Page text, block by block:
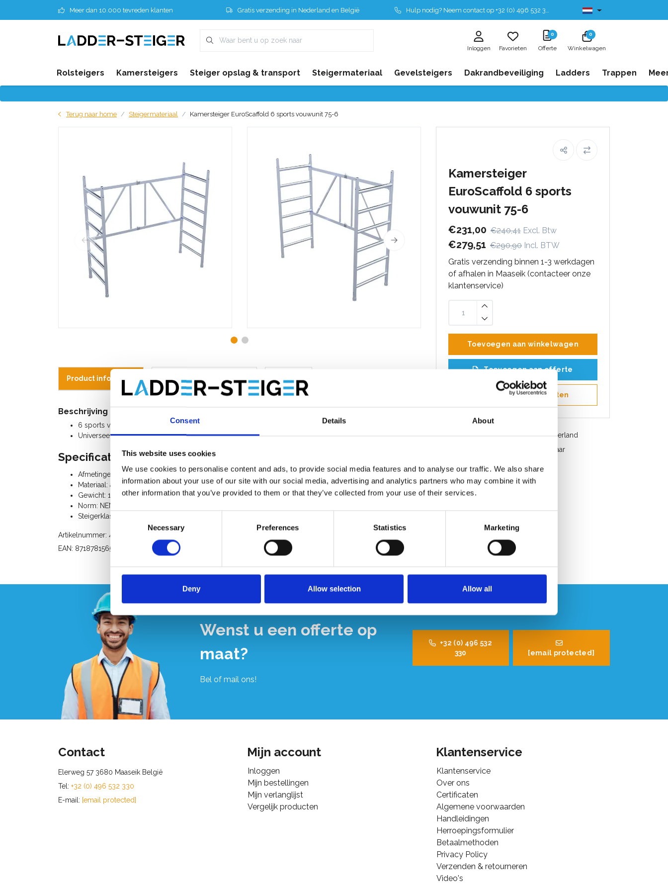
Consent Details About
This website uses cookies
We use cookies to personalise content and ads, to provide social media features and to analyse our traffic. We also share
information about your use of our site with our social media, advertising and analytics partners who may combine it with
other information that you’ve provided to them or that they’ve collected from your use of their services.
Consent
Necessary Preferences Statistics Marketing
Deny Allow selection Allow all
Meer dan 10.000 tevreden klanten Gratis verzending in Nederland en België Hulp nodig? Neem contact op +32 (0) 496 532 330 Leverbaar uit voorraad
Inloggen Favorieten
0
Offerte
0
Winkelwagen
Rolsteigers Kamersteigers Steiger opslag & transport Steigermateriaal Gevelsteigers Dakrandbeveiliging Ladders Trappen
Terug naar home Steigermateriaal Kamersteiger EuroScaffold 6 sports vouwunit 75-6
Kamersteiger
EuroScaffold 6 sports
vouwunit 75-6
€231,00 €240,41 Excl. Btw
€279,51 €290,90 Incl. BTW
Gratis verzending binnen 1-3 werkdagen
of afhalen in Maaseik (contacteer onze
klantenservice)
Toevoegen aan winkelwagen
Toevoegen aan offerte
Opslaan in favorieten
Gratis verzending in België en Nederland
Snelle service. Uit voorraad leverbaar
Klantbeoordeling 9,2/10
Product informatie Vergelijkbare producten Reviews
Beschrijving
6 sports vouwunit 75-6 voor kamersteigers breedte 75 cm.
Universeel uitwisselbaar met andere merken.
Specificaties:
Afmetingen: lengte 190 cm x breedte 75 cm x hoogte 185 cm
Materiaal: aluminium, buisdiameter 50,8 mm
Gewicht: 12 Kg
Norm: NEN-EN 1004, EN 1298, TÜV-GS
Steigerklasse III (200 Kg/m²)
Artikelnummer: 40247
EAN: 8718781565794
Wenst u een offerte op
maat?
Bel of mail ons!
+32 (0) 496 532
330
[email protected]
Contact
Elerweg 57 3680 Maaseik België
Tel: +32 (0) 496 532 330
E-mail: [email protected]
Mijn account
Inloggen
Mijn bestellingen
Mijn verlanglijst
Vergelijk producten
Klantenservice
Klantenservice
Over ons
Certificaten
Algemene voorwaarden
Handleidingen
Herroepingsformulier
Betaalmethoden
Privacy Policy
Verzenden & retourneren
Video's